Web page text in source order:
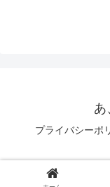
あ
プライバシーポ
©